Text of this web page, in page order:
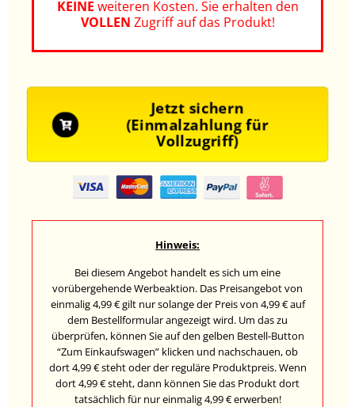
KEINE weiteren Kosten. Sie erhalten den
VOLLEN Zugriff auf das Produkt!
Jetzt sichern
(Einmalzahlung für
Vollzugriff)
Hinweis:
Bei diesem Angebot handelt es sich um eine
vorübergehende Werbeaktion. Das Preisangebot von
einmalig 4,99 € gilt nur solange der Preis von 4,99 € auf
dem Bestellformular angezeigt wird. Um das zu
überprüfen, können Sie auf den gelben Bestell-Button
“Zum Einkaufswagen” klicken und nachschauen, ob
dort 4,99 € steht oder der reguläre Produktpreis. Wenn
dort 4,99 € steht, dann können Sie das Produkt dort
tatsächlich für nur einmalig 4,99 € erwerben!